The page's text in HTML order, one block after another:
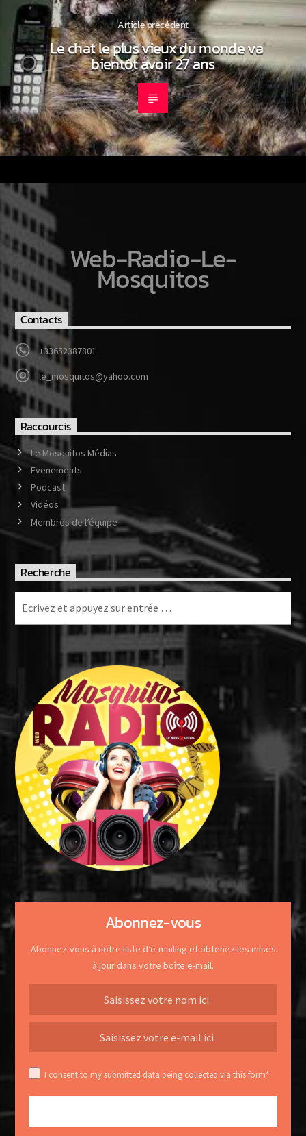
Article précédent
Le chat le plus vieux du monde va
bientôt avoir 27 ans
Web-Radio-Le-
Mosquitos
Contacts
+33652387801
le_mosquitos@yahoo.com
Raccourcis
Le Mosquitos Médias
Evenements
Podcast
Vidéos
Membres de l’équipe
Recherche
Abonnez-vous
Abonnez-vous à notre liste d’e-mailing et obtenez les mises
à jour dans votre boîte e-mail.
I consent to my submitted data being collected via this form*